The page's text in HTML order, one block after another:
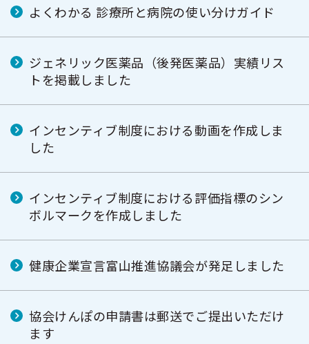
よくわかる 診療所と病院の使い分けガイド
ジェネリック医薬品（後発医薬品）実績リス
トを掲載しました
インセンティブ制度における動画を作成しま
した
インセンティブ制度における評価指標のシン
ボルマークを作成しました
健康企業宣言富山推進協議会が発足しました
協会けんぽの申請書は郵送でご提出いただけ
ます